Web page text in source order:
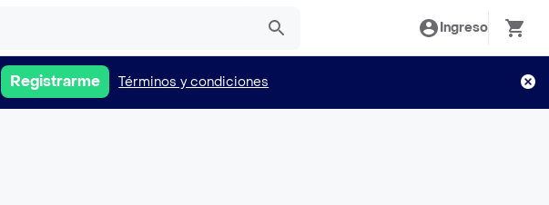
Ingreso
Registrarme Términos y condiciones